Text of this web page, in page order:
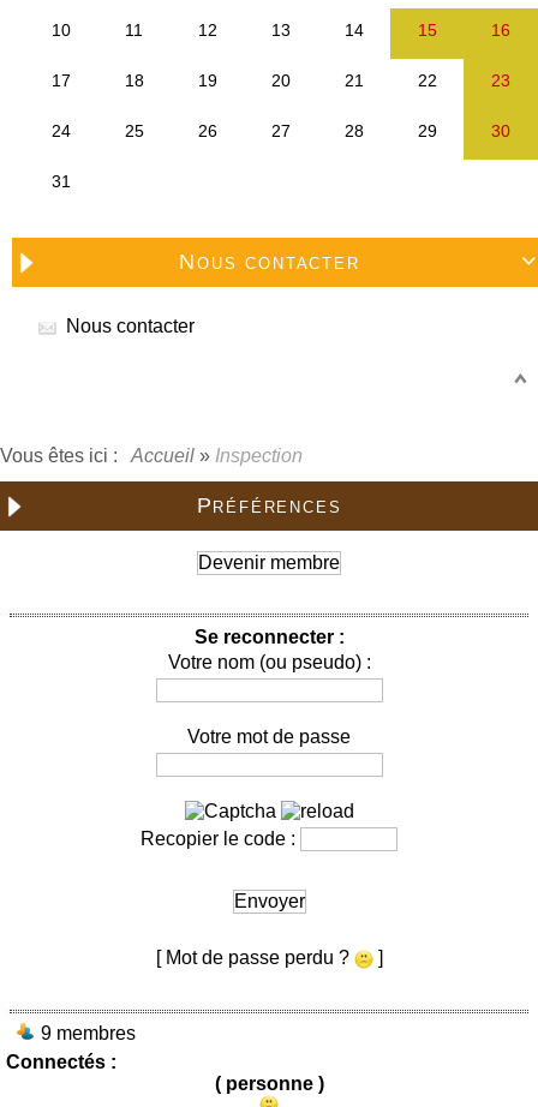

Nous contacter
Nous contacter
Vous êtes ici : Accueil » Inspection
Préférences
Devenir membre
Se reconnecter :
Votre nom (ou pseudo) :
Votre mot de passe
Recopier le code :
Envoyer
[ Mot de passe perdu ? ]
9 membres
Connectés :
( personne )